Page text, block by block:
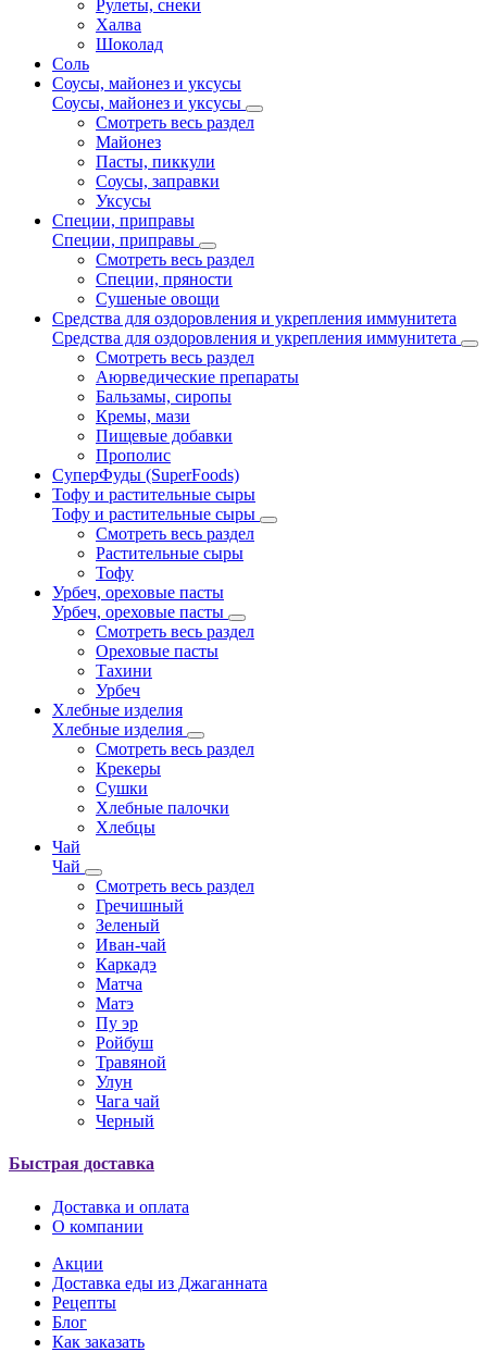
Рулеты, снеки
Халва
Шоколад
Соль
Соусы, майонез и уксусы
Соусы, майонез и уксусы
Смотреть весь раздел
Майонез
Пасты, пиккули
Соусы, заправки
Уксусы
Специи, приправы
Специи, приправы
Смотреть весь раздел
Специи, пряности
Сушеные овощи
Средства для оздоровления и укрепления иммунитета
Средства для оздоровления и укрепления иммунитета
Смотреть весь раздел
Аюрведические препараты
Бальзамы, сиропы
Кремы, мази
Пищевые добавки
Прополис
СуперФуды (SuperFoods)
Тофу и растительные сыры
Тофу и растительные сыры
Смотреть весь раздел
Растительные сыры
Тофу
Урбеч, ореховые пасты
Урбеч, ореховые пасты
Смотреть весь раздел
Ореховые пасты
Тахини
Урбеч
Хлебные изделия
Хлебные изделия
Смотреть весь раздел
Крекеры
Сушки
Хлебные палочки
Хлебцы
Чай
Чай
Смотреть весь раздел
Гречишный
Зеленый
Иван-чай
Каркадэ
Матча
Матэ
Пу эр
Ройбуш
Травяной
Улун
Чага чай
Черный
Быстрая доставка
Доставка и оплата
О компании
Акции
Доставка еды из Джаганната
Рецепты
Блог
Как заказать